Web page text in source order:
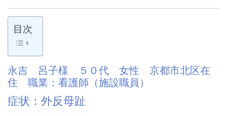
目次
永吉 呂子様 ５０代 女性 京都市北区在
住 職業：看護師（施設職員）
症状：外反母趾